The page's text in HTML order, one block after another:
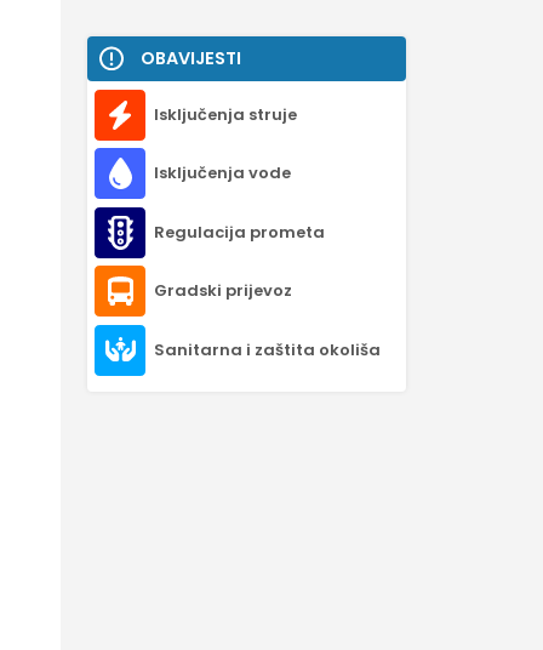
OBAVIJESTI
Isključenja struje
Isključenja vode
Regulacija prometa
Gradski prijevoz
Sanitarna i zaštita okoliša